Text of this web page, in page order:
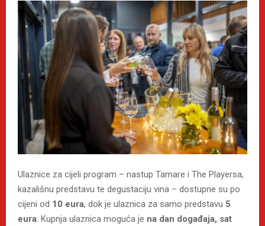
Ulaznice za cijeli program – nastup Tamare i The Playersa,
kazališnu predstavu te degustaciju vina – dostupne su po
cijeni od 10 eura, dok je ulaznica za samo predstavu 5
eura. Kupnja ulaznica moguća je na dan događaja, sat